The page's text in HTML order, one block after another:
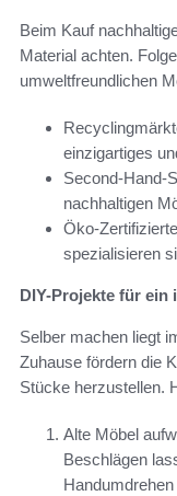
Beim Kauf
Material achten.
umweltfreundlichen
einzigartiges
Second-Hand-
nachhaltigen
Öko-
spezialisieren
DIY-Projekte für ein
Selber machen liegt
Zuhause fördern die
Stücke herzustellen.
Alte Möbel
Beschlägen